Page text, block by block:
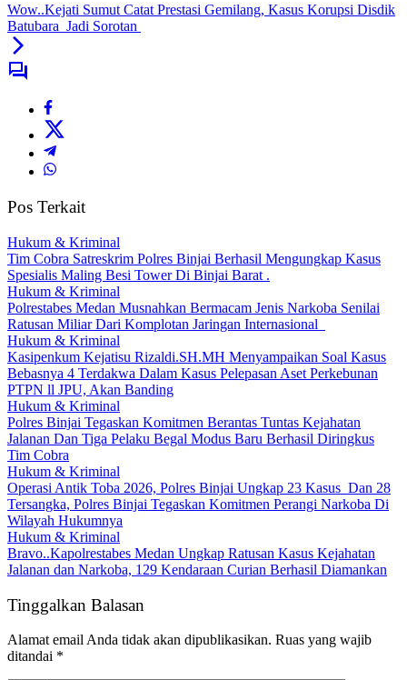
Wow..Kejati Sumut Catat Prestasi Gemilang, Kasus Korupsi Disdik
Batubara Jadi Sorotan
Pos Terkait
Hukum & Kriminal
Tim Cobra Satreskrim Polres Binjai Berhasil Mengungkap Kasus
Spesialis Maling Besi Tower Di Binjai Barat .
Hukum & Kriminal
Polrestabes Medan Musnahkan Bermacam Jenis Narkoba Senilai
Ratusan Miliar Dari Komplotan Jaringan Internasional
Hukum & Kriminal
Kasipenkum Kejatisu Rizaldi.SH.MH Menyampaikan Soal Kasus
Bebasnya 4 Terdakwa Dalam Kasus Pelepasan Aset Perkebunan
PTPN ll JPU, Akan Banding
Hukum & Kriminal
Polres Binjai Tegaskan Komitmen Berantas Tuntas Kejahatan
Jalanan Dan Tiga Pelaku Begal Modus Baru Berhasil Diringkus
Tim Cobra
Hukum & Kriminal
Operasi Antik Toba 2026, Polres Binjai Ungkap 23 Kasus Dan 28
Tersangka, Polres Binjai Tegaskan Komitmen Perangi Narkoba Di
Wilayah Hukumnya
Hukum & Kriminal
Bravo..Kapolrestabes Medan Ungkap Ratusan Kasus Kejahatan
Jalanan dan Narkoba, 129 Kendaraan Curian Berhasil Diamankan
Tinggalkan Balasan
Alamat email Anda tidak akan dipublikasikan. Ruas yang wajib
ditandai *